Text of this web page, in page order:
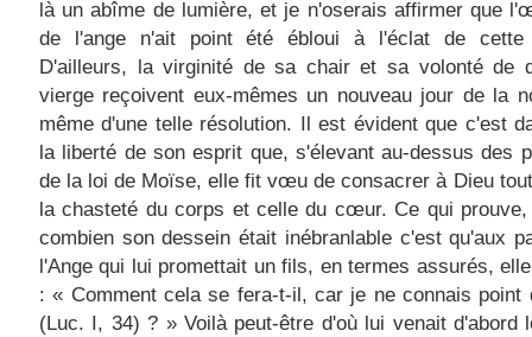
là un abîme de lumière, et je n'oserais affirmer que
de l'ange n'ait point été ébloui à l'éclat de cette
D'ailleurs, la virginité de sa chair et sa volonté de
vierge reçoivent eux-mêmes un nouveau jour de la
même d'une telle résolution. Il est évident que c'est
la liberté de son esprit que, s'élevant au-dessus des
de la loi de Moïse,elle fit vœu de consacrer à Dieu
la chasteté du corps et celle du cœur. Ce qui
combien son dessein était inébranlable c'est qu'aux
l'Ange qui lui promettait un fils, en termes assurés,
: « Comment cela se fera-t-il, car je ne connais point
(Luc. I, 34) ? » Voilà peut-être d'où lui venait d'abord